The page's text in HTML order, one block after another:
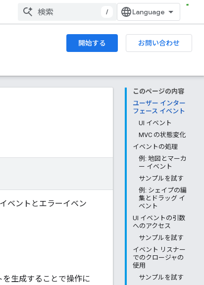
/
開始する
お問い合わせ
このページの内容
ユーザー インター
フェース イベント
UI イベント
MVC の状態変化
イベントの処理
例: 地図とマーカ
ー イベント
サンプルを試す
例: シェイプの編
集とドラッグ イ
ベント
UI イベントの引数
へのアクセス
サンプルを試す
イベント リスナー
でのクロージャの
使用
サンプルを試す
ベントとエラーイベン
生成することで操作に